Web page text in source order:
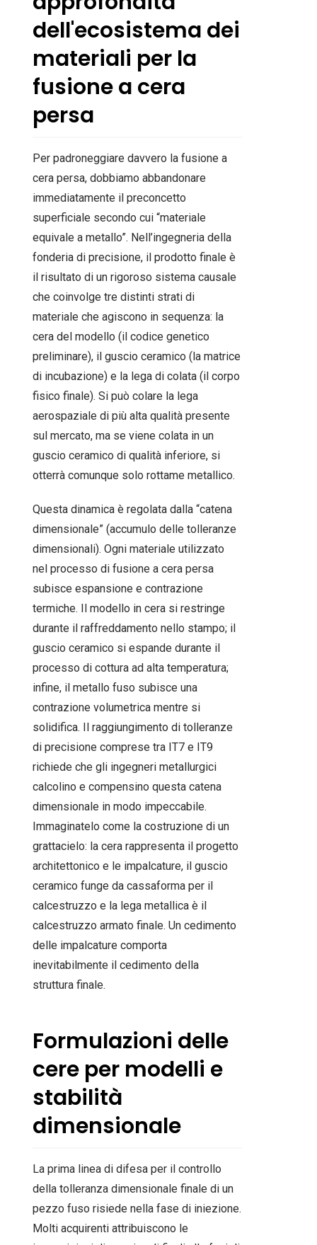
dell'ecosistema dei
materiali per la
fusione a cera
persa
Per padroneggiare davvero la fusione a
cera persa, dobbiamo abbandonare
immediatamente il preconcetto
superficiale secondo cui “materiale
equivale a metallo”. Nell’ingegneria della
fonderia di precisione, il prodotto finale è
il risultato di un rigoroso sistema causale
che coinvolge tre distinti strati di
materiale che agiscono in sequenza: la
cera del modello (il codice genetico
preliminare), il guscio ceramico (la matrice
di incubazione) e la lega di colata (il corpo
fisico finale). Si può colare la lega
aerospaziale di più alta qualità presente
sul mercato, ma se viene colata in un
guscio ceramico di qualità inferiore, si
otterrà comunque solo rottame metallico.
Questa dinamica è regolata dalla “catena
dimensionale” (accumulo delle tolleranze
dimensionali). Ogni materiale utilizzato
nel processo di fusione a cera persa
subisce espansione e contrazione
termiche. Il modello in cera si restringe
durante il raffreddamento nello stampo; il
guscio ceramico si espande durante il
processo di cottura ad alta temperatura;
infine, il metallo fuso subisce una
contrazione volumetrica mentre si
solidifica. Il raggiungimento di tolleranze
di precisione comprese tra IT7 e IT9
richiede che gli ingegneri metallurgici
calcolino e compensino questa catena
dimensionale in modo impeccabile.
Immaginatelo come la costruzione di un
grattacielo: la cera rappresenta il progetto
architettonico e le impalcature, il guscio
ceramico funge da cassaforma per il
calcestruzzo e la lega metallica è il
calcestruzzo armato finale. Un cedimento
delle impalcature comporta
inevitabilmente il cedimento della
struttura finale.
Formulazioni delle
cere per modelli e
stabilità
dimensionale
La prima linea di difesa per il controllo
della tolleranza dimensionale finale di un
pezzo fuso risiede nella fase di iniezione.
Molti acquirenti attribuiscono le